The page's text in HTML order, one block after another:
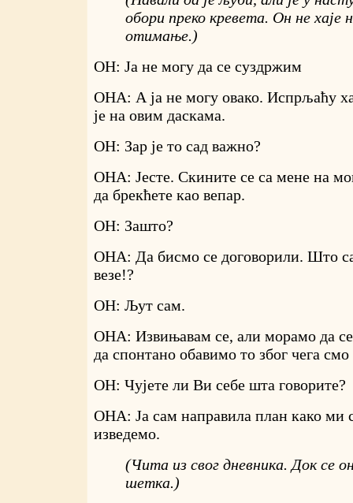
обори преко кревета. Он не хаје
отимање.)
ОН: Ја не могу да се суздржим
ОНА: А ја не могу овако. Испрљаћу
је на овим даскама.
ОН: Зар је то сад важно?
ОНА: Јесте. Скините се са мене на
да брекћете као вепар.
ОН: Зашто?
ОНА: Да бисмо се договорили. Што
везе!?
ОН: Љут сам.
ОНА: Извињавам се, али морамо да
да спонтано обавимо то због чега
ОН: Чујете ли Ви себе шта говорите?
ОНА: Ја сам направила план како ми
изведемо.
(Чита из свог дневника. Док се
шетка.)